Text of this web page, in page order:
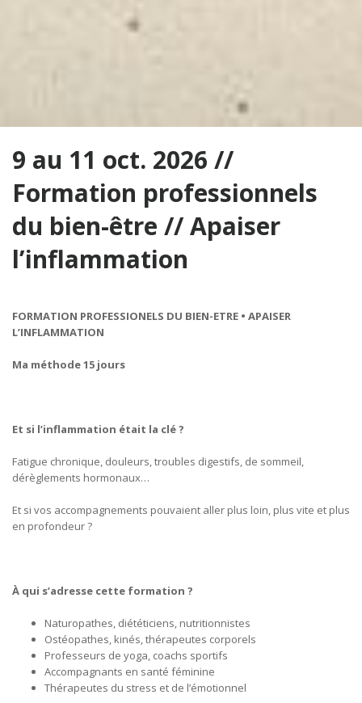
9 au 11 oct. 2026 //
Formation professionnels
du bien-être // Apaiser
l’inflammation
FORMATION PROFESSIONELS DU BIEN-ETRE • APAISER
L’INFLAMMATION
Ma méthode 15 jours
Et si l’inflammation était la clé ?
Fatigue chronique, douleurs, troubles digestifs, de sommeil,
dérèglements hormonaux…
Et si vos accompagnements pouvaient aller plus loin, plus vite et plus
en profondeur ?
À qui s’adresse cette formation ?
Naturopathes, diététiciens, nutritionnistes
Ostéopathes, kinés, thérapeutes corporels
Professeurs de yoga, coachs sportifs
Accompagnants en santé féminine
Thérapeutes du stress et de l’émotionnel